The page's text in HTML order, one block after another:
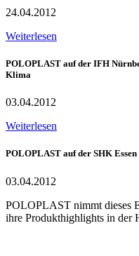
24.04.2012
Weiterlesen
POLOPLAST auf der IFH
Klima
03.04.2012
Weiterlesen
POLOPLAST auf der SHK
03.04.2012
POLOPLAST nimmt dieses
ihre Produkthighlights in der